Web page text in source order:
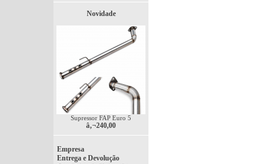
Novidade
Supressor FAP Euro 5
â‚¬240,00
Empresa
Entrega e Devolução